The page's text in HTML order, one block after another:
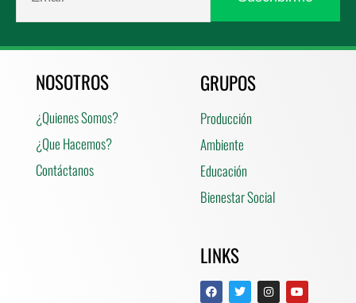
NOSOTROS
¿Quienes Somos?
¿Que Hacemos?
Contáctanos
GRUPOS
Producción
Ambiente
Educación
Bienestar Social
LINKS